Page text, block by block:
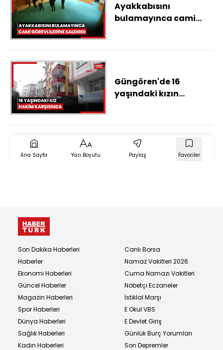
Ayakkabısını
bulamayınca cami
Güngören'de 16
yaşındaki kızın
hakim karşısında
Ana Sayfa Yazı Boyutu Paylaş Favoriler
Son Dakika Haberleri
Haberler
Ekonomi Haberleri
Güncel Haberler
Magazin Haberleri
Spor Haberleri
Dünya Haberleri
Sağlık Haberleri
Kadın Haberleri
Canlı Borsa
Namaz Vakitleri 2026
Cuma Namazı Vakitleri
Nöbetçi Eczaneler
İstiklal Marşı
E Okul VBS
E Devlet Giriş
Günlük Burç Yorumları
Son Depremler